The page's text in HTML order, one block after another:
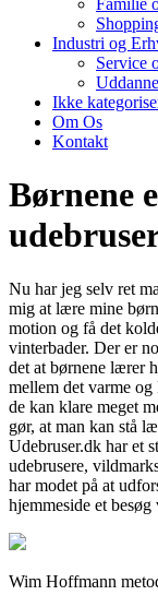
Familie
Industri og
Service
Ikke
Om Os
Kontakt
Børnene
Nu har jeg selv ret
mig at lære mine
motion og få det
vinterbader. Der er
det at børnene lærer
mellem det varme
de kan klare meget
gør, at man kan stå
Udebruser.dk har et
udebrusere,
har modet på at
hjemmeside et
Wim Hoffmann